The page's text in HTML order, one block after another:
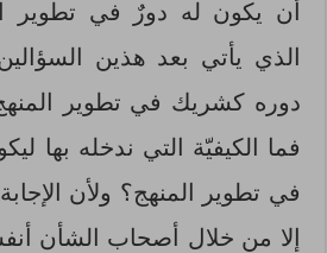
أن يكون له دورٌ في تطوير
الذي يأتي بعد هذين
دوره كشريك في تطوير
فما الكيفيّة التي ندخله بها
في تطوير المنهج؟ ولأن
إلا من خلال أصحاب الشأن